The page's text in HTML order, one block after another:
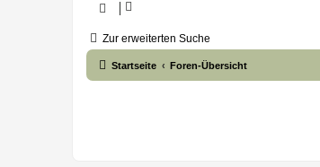
Zur erweiterten Suche
Startseite Foren-Übersicht